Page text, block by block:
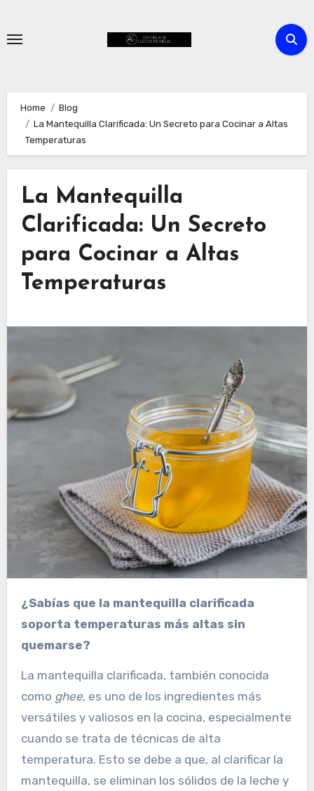
content
Home
Blog
La Mantequilla Clarificada: Un Secreto para Cocinar a Altas
Temperaturas
La Mantequilla
Clarificada: Un Secreto
para Cocinar a Altas
Temperaturas
¿Sabías que la mantequilla clarificada
soporta temperaturas más altas sin
quemarse?
La mantequilla clarificada, también conocida
como ghee, es uno de los ingredientes más
versátiles y valiosos en la cocina, especialmente
cuando se trata de técnicas de alta
temperatura. Esto se debe a que, al clarificar la
mantequilla, se eliminan los sólidos de la leche y